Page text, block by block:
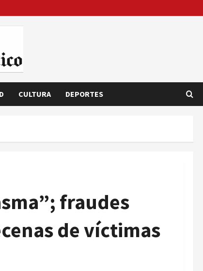
CULTURA DEPORTES
fraudes
de víctimas